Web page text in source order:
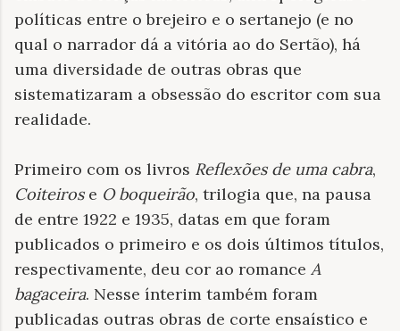
políticas entre o brejeiro e o sertanejo (e no
qual o narrador dá a vitória ao do Sertão), há
uma diversidade de outras obras que
sistematizaram a obsessão do escritor com sua
realidade.
Primeiro com os livros Reflexões de uma cabra,
Coiteirose O boqueirão, trilogia que, na pausa
de entre 1922 e 1935, datas em que foram
publicados o primeiro e os dois últimos títulos,
respectivamente, deu cor ao romance A
bagaceira. Nesse ínterim também foram
publicadas outras obras de corte ensaístico e